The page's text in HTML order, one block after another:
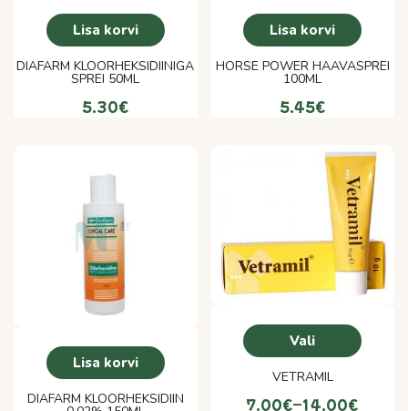
Lisa korvi
DIAFARM KLOORHEKSIDIINIGA
SPREI 50ML
5.30€
Lisa korvi
HORSE POWER HAAVASPREI
100ML
5.45€
Lisa korvi
DIAFARM KLOORHEKSIDIIN
Vali
VETRAMIL
7.00€–14.00€